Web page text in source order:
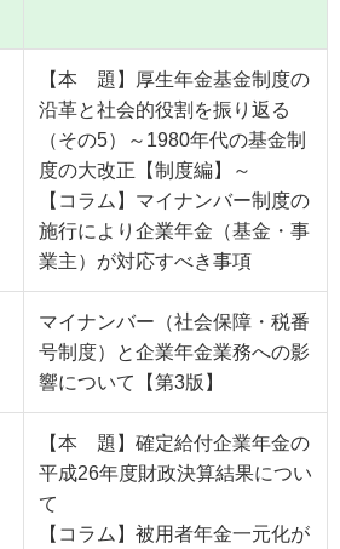
【本 題】厚生年金基金制度の
沿革と社会的役割を振り返る
（その5）～1980年代の基金制
度の大改正【制度編】～
【コラム】マイナンバー制度の
施行により企業年金（基金・事
業主）が対応すべき事項
マイナンバー（社会保障・税番
号制度）と企業年金業務への影
響について【第3版】
【本 題】確定給付企業年金の
平成26年度財政決算結果につい
て
【コラム】被用者年金一元化が